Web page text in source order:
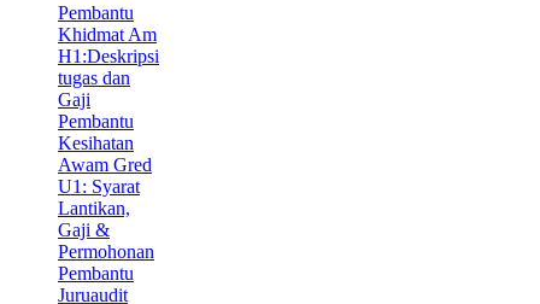
Pembantu
Khidmat Am
H1:Deskripsi
tugas dan
Gaji
Pembantu
Kesihatan
Awam Gred
U1: Syarat
Lantikan,
Gaji &
Permohonan
Pembantu
Juruaudit